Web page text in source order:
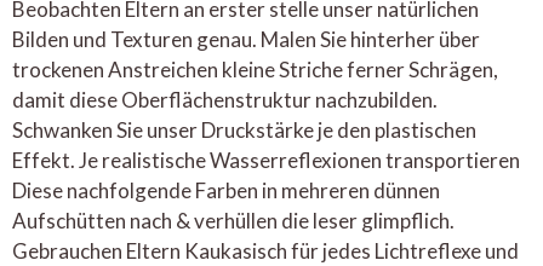
Beobachten Eltern an erster stelle unser natürlichen
Bilden und Texturen genau. Malen Sie hinterher über
trockenen Anstreichen kleine Striche ferner Schrägen,
damit diese Oberflächenstruktur nachzubilden.
Schwanken Sie unser Druckstärke je den plastischen
Effekt. Je realistische Wasserreflexionen transportieren
Diese nachfolgende Farben in mehreren dünnen
Aufschütten nach & verhüllen die leser glimpflich.
Gebrauchen Eltern Kaukasisch für jedes Lichtreflexe und